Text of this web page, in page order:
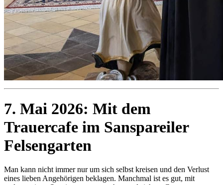
7. Mai 2026: Mit dem
Trauercafe im Sanspareiler
Felsengarten
Man kann nicht immer nur um sich selbst kreisen und den Verlust
eines lieben Angehörigen beklagen. Manchmal ist es gut, mit